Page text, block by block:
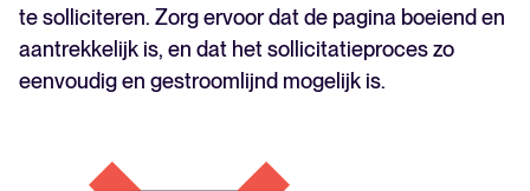
te solliciteren. Zorg ervoor dat de pagina boeiend en
aantrekkelijk is, en dat het sollicitatieproces zo
eenvoudig en gestroomlijnd mogelijk is.